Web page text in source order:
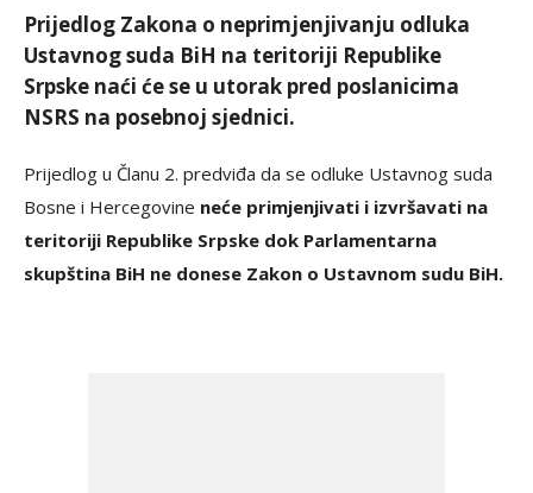
Prijedlog Zakona o neprimjenjivanju odluka
Ustavnog suda BiH na teritoriji Republike
Srpske naći će se u utorak pred poslanicima
NSRS na posebnoj sjednici.
Prijedlog u Članu 2. predviđa da se odluke Ustavnog suda
Bosne i Hercegovine neće primjenjivati i izvršavati na
teritoriji Republike Srpske dok Parlamentarna
skupština BiH ne donese Zakon o Ustavnom sudu BiH.